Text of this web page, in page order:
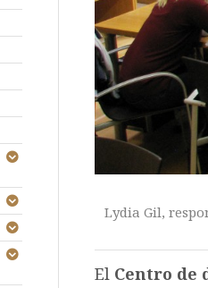
Lydia Gil,
El Centro de